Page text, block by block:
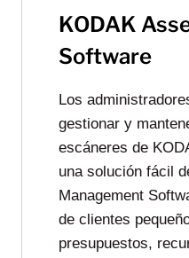
KODAK
Software
Los
gestionar y
escáneres de
una solución fácil
Management
de clientes
presupuestos,